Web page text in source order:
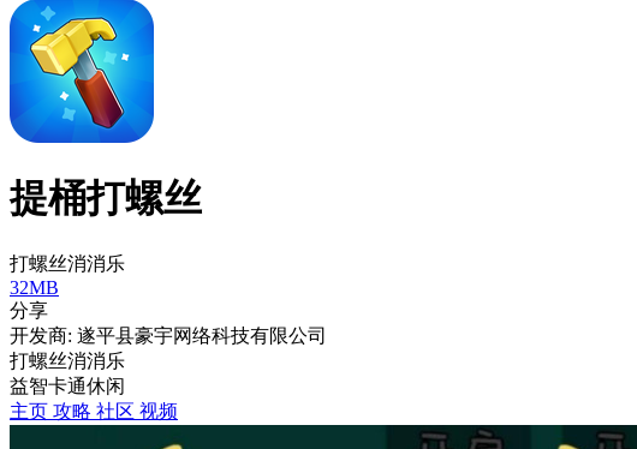
提桶打螺丝
打螺丝消消乐
32MB
分享
开发商: 遂平县豪宇网络科技有限公司
打螺丝消消乐
益智卡通休闲
主页 攻略 社区 视频